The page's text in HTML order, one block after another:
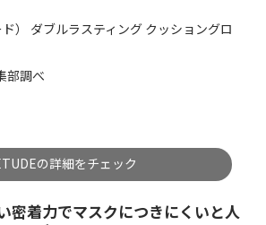
ド） ダブルラスティング クッショングロ
部調べ
の詳細をチェック
密着力でマスクにつきにくいと人